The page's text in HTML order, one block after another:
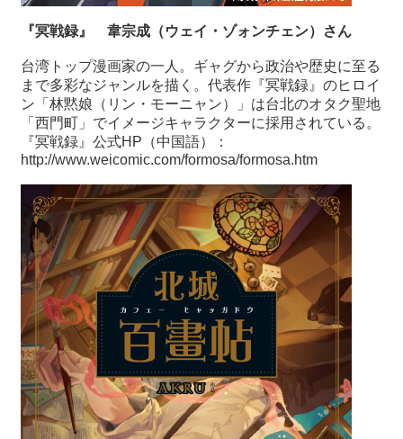
『冥戦録』 韋宗成（ウェイ・ゾォンチェン）さん
台湾トップ漫画家の一人。ギャグから政治や歴史に至る
まで多彩なジャンルを描く。代表作『冥戦録』のヒロイ
ン「林黙娘（リン・モーニャン）」は台北のオタク聖地
「西門町」でイメージキャラクターに採用されている。
『冥戦録』公式HP （中国語）：
http://www.weicomic.com/formosa/formosa.htm